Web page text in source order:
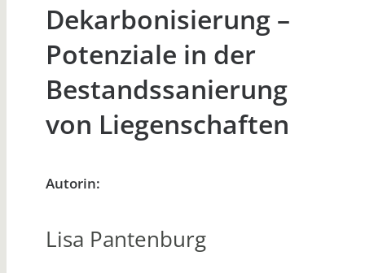
Dekarbonisierung –
Potenziale in der
Bestandssanierung
von Liegenschaften
Autorin:
Lisa Pantenburg